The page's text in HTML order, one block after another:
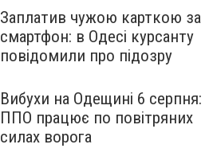
Заплатив чужою карткою за
смартфон: в Одесі курсанту
повідомили про підозру
Вибухи на Одещині 6 серпня:
ППО працює по повітряних
силах ворога